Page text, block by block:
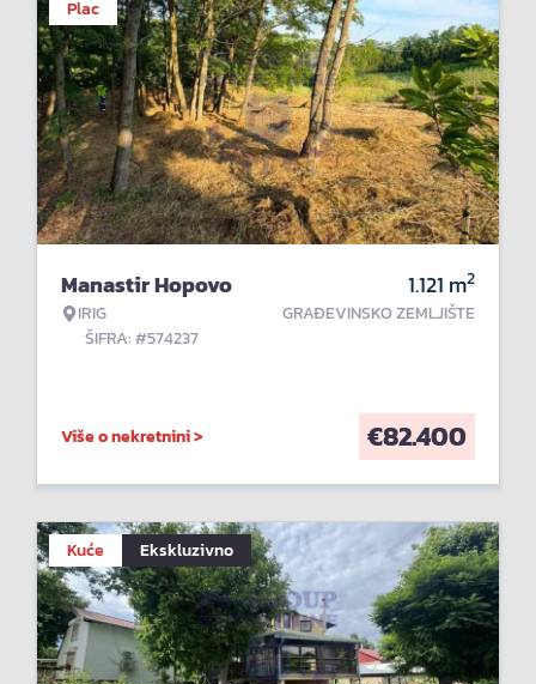
Plac
Manastir Hopovo
IRIG
ŠIFRA: #574237
1.121 m2
GRAĐEVINSKO ZEMLJIŠTE
Više o nekretnini > €82.400
Kuće Ekskluzivno